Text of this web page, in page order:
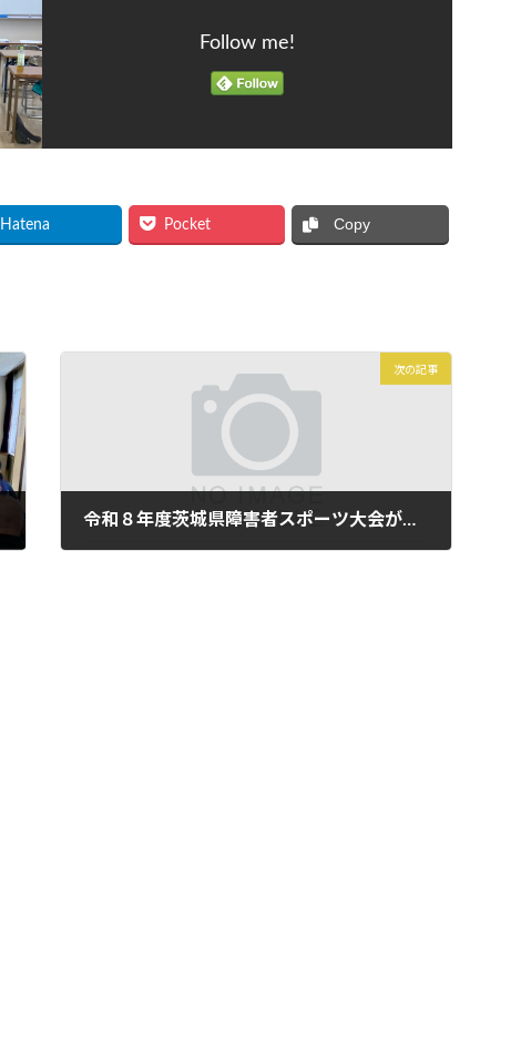
Follow me!
Hatena Pocket Copy
次の記事
令和８年度茨城県障害者スポーツ大会が開催されました